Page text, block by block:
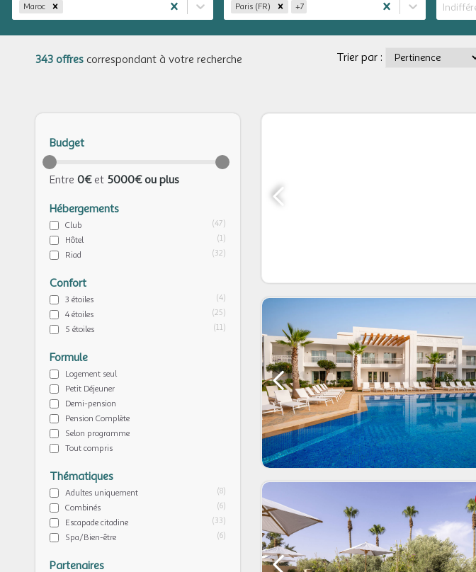
Maroc Paris (FR) +7
343 offres correspondant à votre recherche Trier par :
Budget
Entre 0€et 5000€ ou plus
Hébergements
Club (47)
Hôtel (1)
Riad (32)
Confort
3 étoiles (4)
4 étoiles (25)
5 étoiles (11)
Formule
Logement seul
Petit Déjeuner
Demi-pension
Pension Complète
Selon programme
Tout compris
Thématiques
Adultes uniquement (8)
Combinés (6)
Escapade citadine (33)
Spa/Bien-être (6)
Partenaires